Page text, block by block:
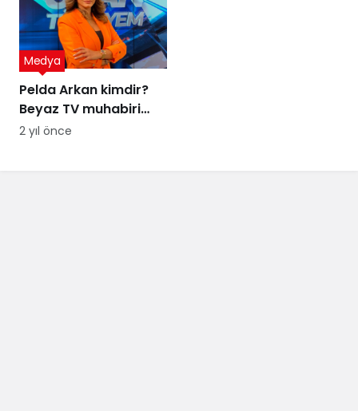
Pelda Arkan kimdir?
Beyaz TV muhabiri
Pelda Arkan kaç
Medya
2 yıl önce